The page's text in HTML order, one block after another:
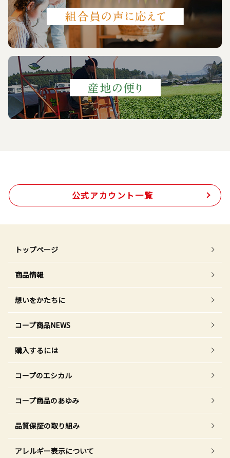
公式アカウント一覧
トップページ
商品情報
想いをかたちに
コープ商品NEWS
購入するには
コープのエシカル
コープ商品のあゆみ
品質保証の取り組み
アレルギー表示について